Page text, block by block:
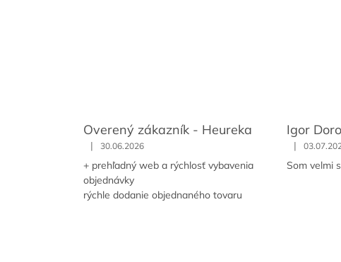
Overený zákazník - Heureka
| 30.06.2026
+ prehľadný web a rýchlosť vybavenia
objednávky
rýchle dodanie objednaného tovaru
Igor
|
Som velmi